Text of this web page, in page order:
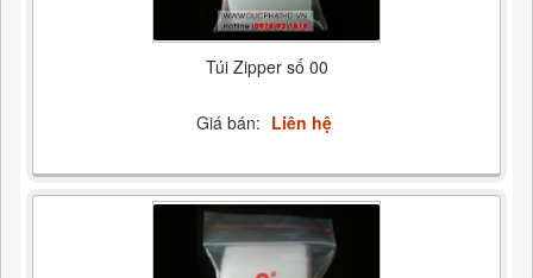
Túi Zipper số 00
Giá bán: Liên hệ